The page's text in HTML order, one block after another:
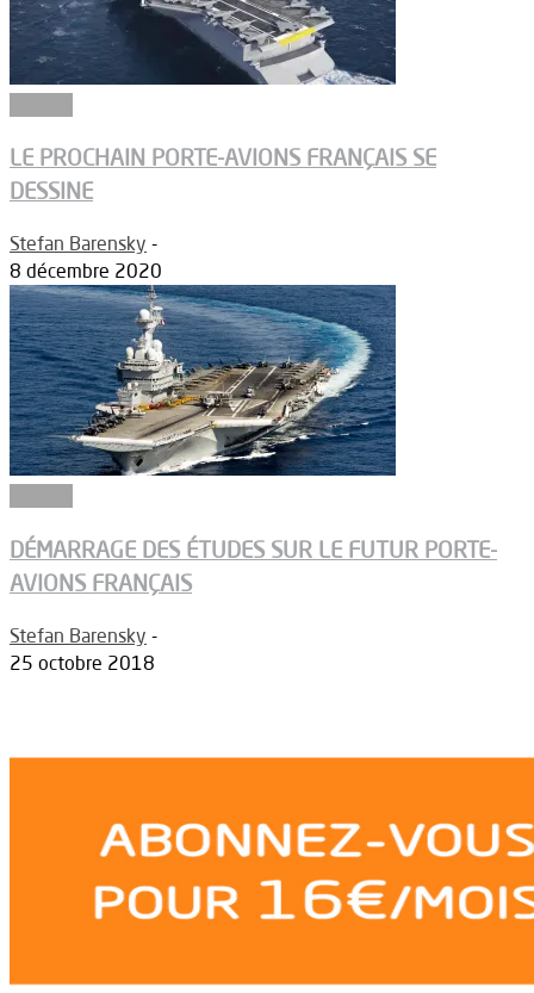
LE PROCHAIN PORTE-AVIONS FRANÇAIS SE
DESSINE
Stefan Barensky -
8 décembre 2020
DÉMARRAGE DES ÉTUDES SUR LE FUTUR PORTE-
AVIONS FRANÇAIS
Stefan Barensky -
25 octobre 2018